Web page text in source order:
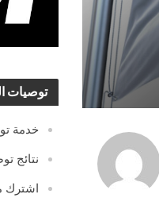
توصيات
خدمة
نتائج
اشترك